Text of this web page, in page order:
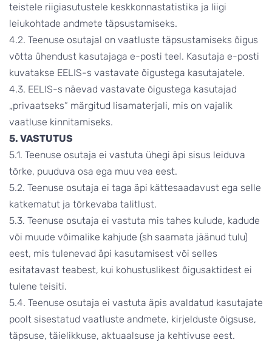
teistele riigiasutustele keskkonnastatistika ja liigi
leiukohtade andmete täpsustamiseks.
4.2. Teenuse osutajal on vaatluste täpsustamiseks õigus
võtta ühendust kasutajaga e-posti teel. Kasutaja e-posti
kuvatakse EELIS-s vastavate õigustega kasutajatele.
4.3. EELIS-s näevad vastavate õigustega kasutajad
„privaatseks“ märgitud lisamaterjali, mis on vajalik
vaatluse kinnitamiseks.
5. VASTUTUS
5.1. Teenuse osutaja ei vastuta ühegi äpi sisus leiduva
tõrke, puuduva osa ega muu vea eest.
5.2. Teenuse osutaja ei taga äpi kättesaadavust ega selle
katkematut ja tõrkevaba talitlust.
5.3. Teenuse osutaja ei vastuta mis tahes kulude, kadude
või muude võimalike kahjude (sh saamata jäänud tulu)
eest, mis tulenevad äpi kasutamisest või selles
esitatavast teabest, kui kohustuslikest õigusaktidest ei
tulene teisiti.
5.4. Teenuse osutaja ei vastuta äpis avaldatud kasutajate
poolt sisestatud vaatluste andmete, kirjelduste õigsuse,
täpsuse, täielikkuse, aktuaalsuse ja kehtivuse eest.